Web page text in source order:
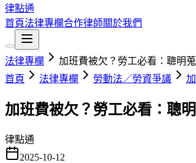
律點通
首頁法律專欄合作律師關於我們
法律專欄
加班費被欠？勞工必看：聰明
首頁
法律專欄 勞動法／勞資爭議
加班費被欠？勞工必看：聰
律點通
2025-10-12